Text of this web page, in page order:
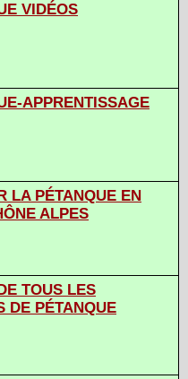
VIDÉOS
APPRENTISSAGE
LA PÉTANQUE EN
ALPES
TOUS LES
DE PÉTANQUE